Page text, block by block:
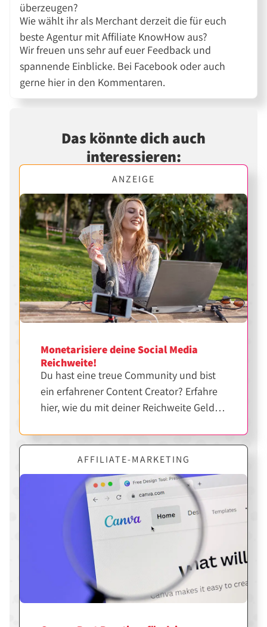
überzeugen?
Wie wählt ihr als Merchant derzeit die für euch
beste Agentur mit Affiliate KnowHow aus?
Wir freuen uns sehr auf euer Feedback und
spannende Einblicke. Bei Facebook oder auch
gerne hier in den Kommentaren.
Das könnte dich auch
interessieren:
ANZEIGE
Monetarisiere deine Social Media
Reichweite!
Du hast eine treue Community und bist
ein erfahrener Content Creator? Erfahre
hier, wie du mit deiner Reichweite Geld
AFFILIATE-MARKETING